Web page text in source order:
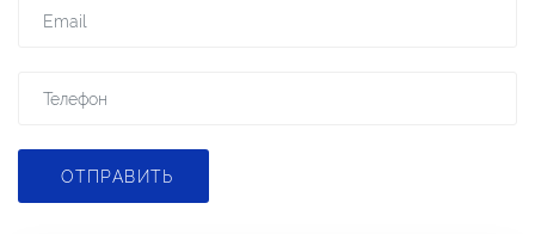
ОТПРАВИТЬ